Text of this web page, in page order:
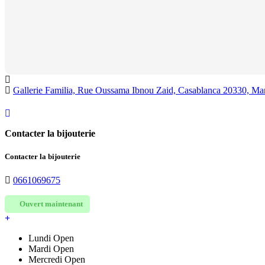
Gallerie Familia, Rue Oussama Ibnou Zaid, Casablanca 20330,
Contacter la bijouterie
Contacter la bijouterie
0661069675
Ouvert maintenant
Lundi Open
Mardi Open
Mercredi Open